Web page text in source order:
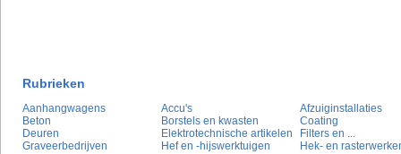
Rubrieken
Aanhangwagens Accu's
Afzuiginstallaties
Beton
Borstels en kwasten
Coating
Deuren
Elektrotechnische artikelen
Filters en ...
Graveerbedrijven
Hef en -hijswerktuigen
Hek- en